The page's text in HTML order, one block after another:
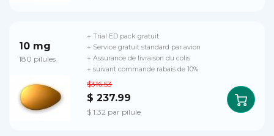
10 mg
180 pilules
$316.53
$ 237.99
$ 1.32 par pilule
+ Trial ED pack gratuit
+ Service gratuit standard par avion
+ Assurance de livraison du colis
+ suivant commande rabais de 10%